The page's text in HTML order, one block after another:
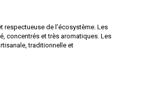
respectueuse de l’écosystème. Les
concentrés et très aromatiques. Les
traditionnelle et